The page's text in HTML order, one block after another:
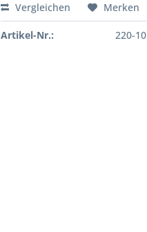
Vergleichen Merken
Artikel-Nr.: 220-10